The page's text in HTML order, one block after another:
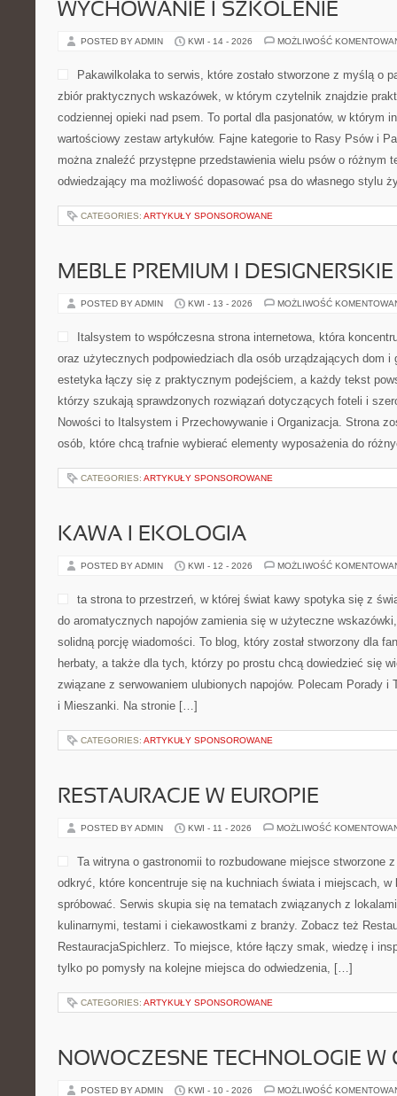
WYCHOWANIE I SZKOLENIE
POSTED BY ADMIN KWI - 14 - 2026 MOŻLIWOŚĆ
Pakawilkolaka to serwis, które zostało stworzone z myślą o
zbiór praktycznych wskazówek, w którym czytelnik znajdzie
codziennej opieki nad psem. To portal dla pasjonatów, w którym
wartościowy zestaw artykułów. Fajne kategorie to Rasy Psów i
można znaleźć przystępne przedstawienia wielu psów o różnym
odwiedzający ma możliwość dopasować psa do własnego stylu
CATEGORIES: ARTYKUŁY SPONSOROWANE
MEBLE PREMIUM I DESIGNERSKIE
POSTED BY ADMIN KWI - 13 - 2026 MOŻLIWOŚĆ
Italsystem to współczesna strona internetowa, która
oraz użytecznych podpowiedziach dla osób urządzających dom i
estetyka łączy się z praktycznym podejściem, a każdy tekst
którzy szukają sprawdzonych rozwiązań dotyczących foteli i
Nowości to Italsystem i Przechowywanie i Organizacja. Strona
osób, które chcą trafnie wybierać elementy wyposażenia do
CATEGORIES: ARTYKUŁY SPONSOROWANE
KAWA I EKOLOGIA
POSTED BY ADMIN KWI - 12 - 2026 MOŻLIWOŚĆ
ta strona to przestrzeń, w której świat kawy spotyka się z
do aromatycznych napojów zamienia się w użyteczne
solidną porcję wiadomości. To blog, który został stworzony dla
herbaty, a także dla tych, którzy po prostu chcą dowiedzieć się
związane z serwowaniem ulubionych napojów. Polecam Porady i
i Mieszanki. Na stronie […]
CATEGORIES: ARTYKUŁY SPONSOROWANE
RESTAURACJE W EUROPIE
POSTED BY ADMIN KWI - 11 - 2026 MOŻLIWOŚĆ
Ta witryna o gastronomii to rozbudowane miejsce stworzone
odkryć, które koncentruje się na kuchniach świata i miejscach, w
spróbować. Serwis skupia się na tematach związanych z
kulinarnymi, testami i ciekawostkami z branży. Zobacz też
RestauracjaSpichlerz. To miejsce, które łączy smak, wiedzę i
tylko po pomysły na kolejne miejsca do odwiedzenia, […]
CATEGORIES: ARTYKUŁY SPONSOROWANE
NOWOCZESNE TECHNOLOGIE W
POSTED BY ADMIN KWI - 10 - 2026 MOŻLIWOŚĆ